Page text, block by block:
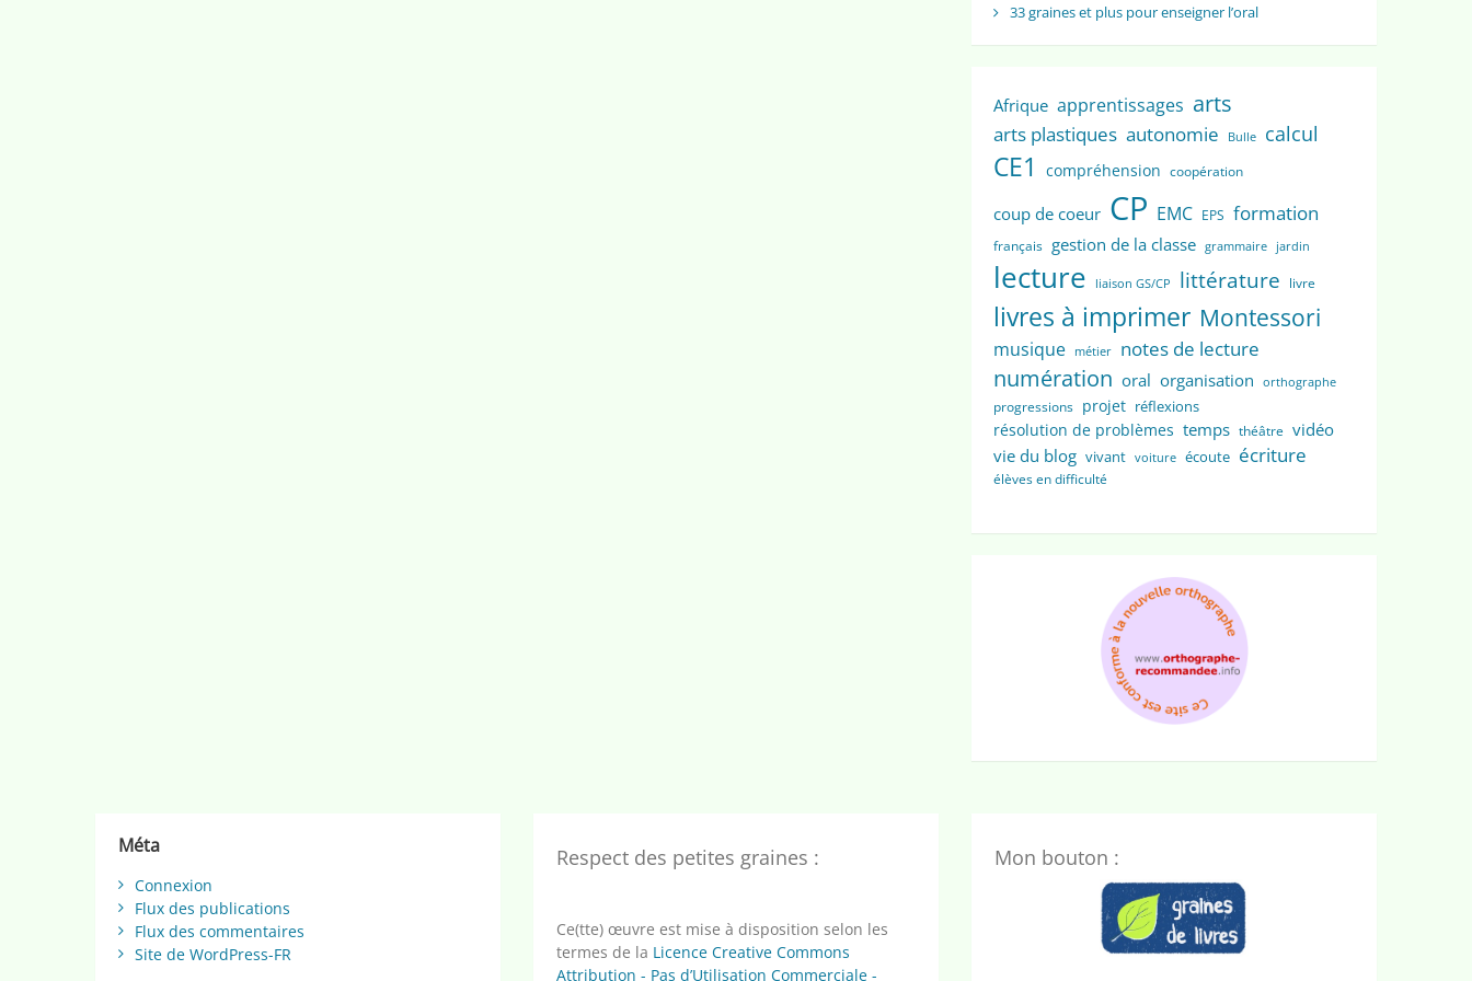
33 graines et plus pour enseigner l’oral
Afrique apprentissages arts
arts plastiques autonomie Bulle calcul
CE1 compréhension coopération
coup de coeur CP EMC EPS formation
français gestion de la classe grammaire jardin
lecture liaison GS/CP littérature livre
livres à imprimer Montessori
musique métier notes de lecture
numération oral organisation orthographe
progressions projet réflexions
résolution de problèmes temps théâtre vidéo
vie du blog vivant voiture écoute écriture
élèves en difficulté
Méta
Connexion
Flux des publications
Flux des commentaires
Site de WordPress-FR
Respect des petites graines :
Ce(tte) œuvre est mise à disposition selon les
termes de la Licence Creative Commons
Attribution - Pas d’Utilisation Commerciale -
Mon bouton :